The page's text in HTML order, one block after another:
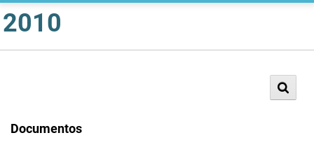
2010
Documentos